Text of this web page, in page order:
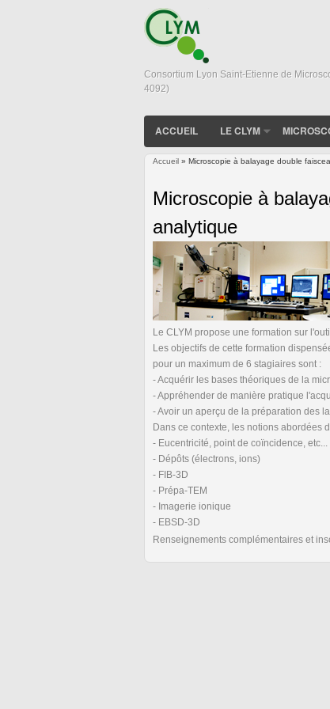
Consortium Lyon Saint-Etienne de
4092)
ACCUEIL LE CLYM
Accueil » Microscopie à balayage double
Microscopie à
analytique
Le CLYM propose une formation sur
Les objectifs de cette formation
pour un maximum de 6 stagiaires sont :
- Acquérir les bases théoriques de la
- Appréhender de manière pratique
- Avoir un aperçu de la préparation des
Dans ce contexte, les notions abordées
- Eucentricité, point de coïncidence, etc...
- Dépôts (électrons, ions)
- FIB-3D
- Prépa-TEM
- Imagerie ionique
- EBSD-3D
Renseignements complémentaires et